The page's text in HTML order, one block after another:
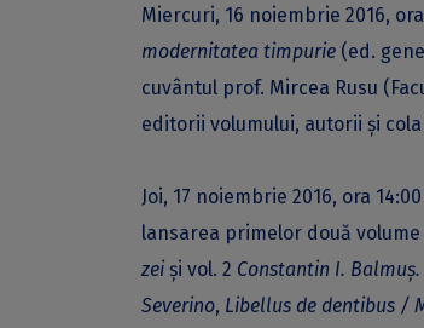
Miercuri, 16 noiembrie 2016,
modernitatea timpurie (ed.
cuvântul prof. Mircea Rusu
editorii volumului, autorii şi
Joi, 17 noiembrie 2016, ora
lansarea primelor două volume
zeişi vol. 2 Constantin I.
Severino, Libellus de dentibus /